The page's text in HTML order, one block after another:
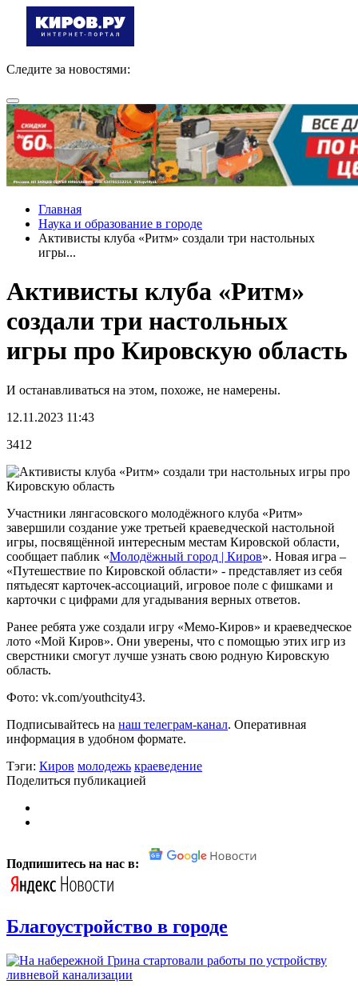
Следите за новостями:
Главная
Наука и образование в городе
Активисты клуба «Ритм» создали три настольных
игры...
Активисты клуба «Ритм»
создали три настольных
игры про Кировскую область
И останавливаться на этом, похоже, не намерены.
12.11.2023 11:43
3412
Участники лянгасовского молодёжного клуба «Ритм»
завершили создание уже третьей краеведческой настольной
игры, посвящённой интересным местам Кировской области,
сообщает паблик «Молодёжный город | Киров». Новая игра –
«Путешествие по Кировской области» - представляет из себя
пятьдесят карточек-ассоциаций, игровое поле с фишками и
карточки с цифрами для угадывания верных ответов.
Ранее ребята уже создали игру «Мемо-Киров» и краеведческое
лото «Мой Киров». Они уверены, что с помощью этих игр из
сверстники смогут лучше узнать свою родную Кировскую
область.
Фото: vk.com/youthcity43.
Подписывайтесь на наш телеграм-канал. Оперативная
информация в удобном формате.
Тэги: Киров молодежь краеведение
Поделиться публикацией
Подпишитесь на нас в:
Благоустройство в городе